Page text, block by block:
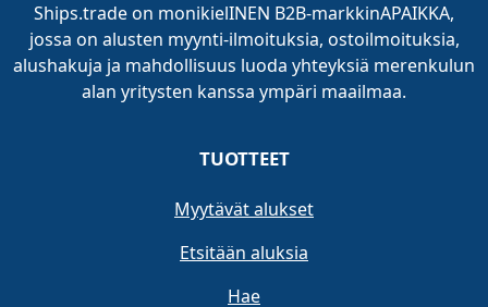
Ships.trade on monikielINEN B2B-markkinAPAIKKA,
jossa on alusten myynti-ilmoituksia, ostoilmoituksia,
alushakuja ja mahdollisuus luoda yhteyksiä merenkulun
alan yritysten kanssa ympäri maailmaa.
TUOTTEET
Myytävät alukset
Etsitään aluksia
Hae